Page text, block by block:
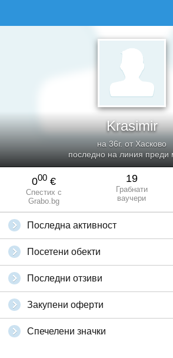
Krasimir
на 36г. от Хасково
последно на линия преди
000 €
Спестих с
Grabo.bg
19
Грабнати
ваучери
Последна активност
Посетени обекти
Последни отзиви
Закупени оферти
Спечелени значки